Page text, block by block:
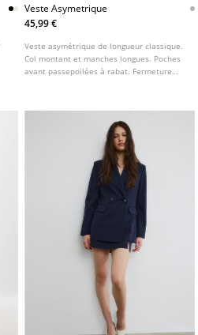
Veste Asymetrique
45,99 €
Veste asymétrique de longueur classique.
Col montant et manches longues. Poches
avant passepoilées à rabat. Fermeture